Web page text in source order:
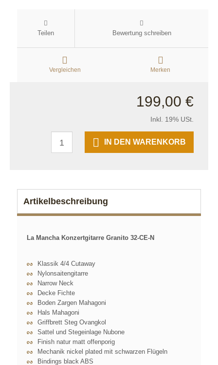
Teilen Bewertung schreiben
Vergleichen Merken
199,00 €
Inkl. 19% USt.
IN DEN WARENKORB
Artikelbeschreibung
La Mancha Konzertgitarre Granito 32-CE-N
Klassik 4/4 Cutaway
Nylonsaitengitarre
Narrow Neck
Decke Fichte
Boden Zargen Mahagoni
Hals Mahagoni
Griffbrett Steg Ovangkol
Sattel und Stegeinlage Nubone
Finish natur matt offenporig
Mechanik nickel plated mit schwarzen Flügeln
Bindings black ABS